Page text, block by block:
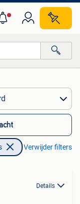
Verwijder filters
Details